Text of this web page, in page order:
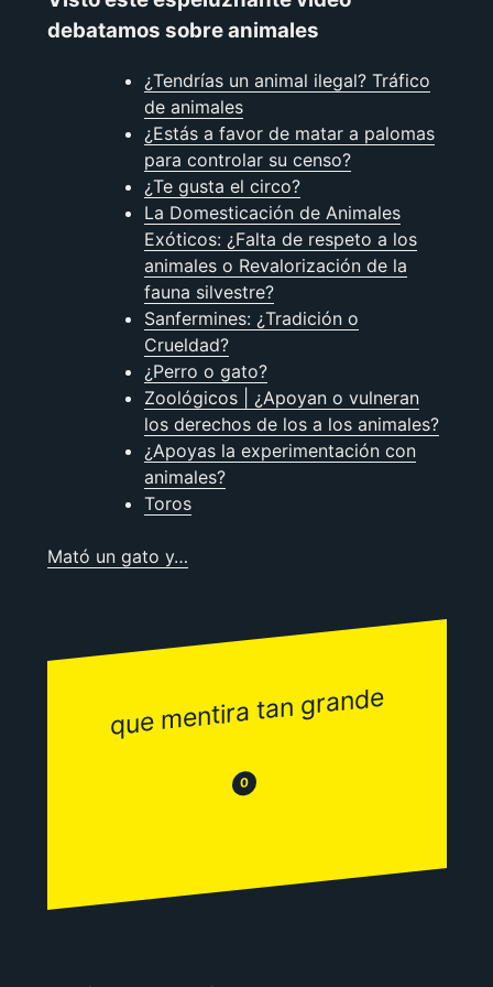
debatamos sobre animales
¿Tendrías un animal ilegal? Tráfico
de animales
¿Estás a favor de matar a palomas
para controlar su censo?
¿Te gusta el circo?
La Domesticación de Animales
Exóticos: ¿Falta de respeto a los
animales o Revalorización de la
fauna silvestre?
Sanfermines: ¿Tradición o
Crueldad?
¿Perro o gato?
Zoológicos | ¿Apoyan o vulneran
los derechos de los a los animales?
¿Apoyas la experimentación con
animales?
Toros
Mató un gato y…
que mentira tan grande
😒 0 😂